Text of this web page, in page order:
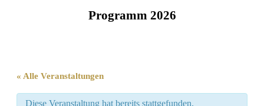
Programm 2026
« Alle Veranstaltungen
Diese Veranstaltung hat bereits stattgefunden.